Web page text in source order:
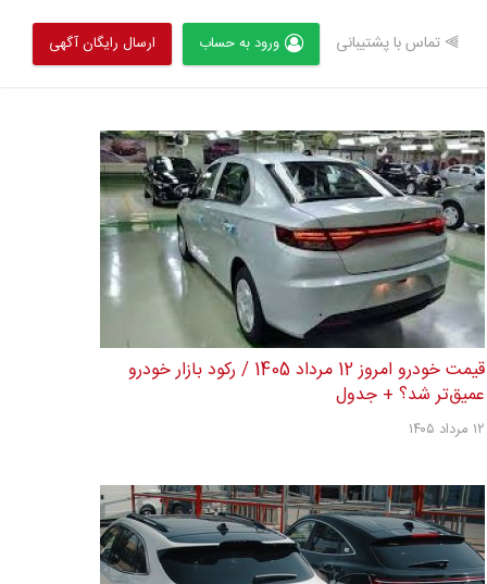
⫸ تماس با پشتیبانی ورود به حساب ارسال رایگان آگهی
قیمت خودرو امروز 12 مرداد 1405 / رکود بازار خودرو
عمیق‌تر شد؟ + جدول
۱۲ مرداد ۱۴۰۵